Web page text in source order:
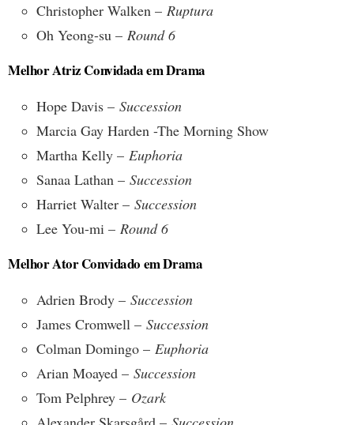
Christopher Walken – Ruptura
Oh Yeong-su – Round 6
Melhor Atriz Convidada em Drama
Hope Davis – Succession
Marcia Gay Harden -The Morning Show
Martha Kelly – Euphoria
Sanaa Lathan – Succession
Harriet Walter – Succession
Lee You-mi – Round 6
Melhor Ator Convidado em Drama
Adrien Brody – Succession
James Cromwell – Succession
Colman Domingo – Euphoria
Arian Moayed – Succession
Tom Pelphrey – Ozark